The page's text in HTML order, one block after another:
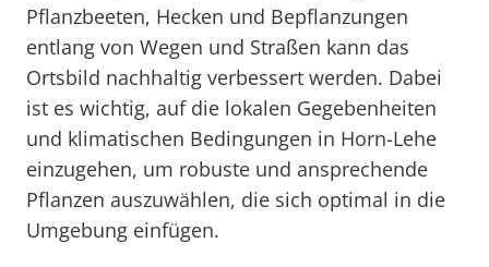
Pflanzbeeten, Hecken und Bepflanzungen
entlang von Wegen und Straßen kann das
Ortsbild nachhaltig verbessert werden. Dabei
ist es wichtig, auf die lokalen Gegebenheiten
und klimatischen Bedingungen in Horn-Lehe
einzugehen, um robuste und ansprechende
Pflanzen auszuwählen, die sich optimal in die
Umgebung einfügen.